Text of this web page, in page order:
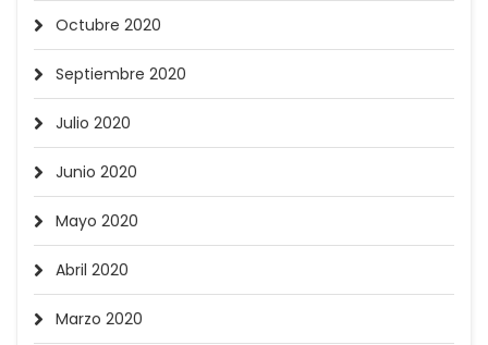
Octubre 2020
Septiembre 2020
Julio 2020
Junio 2020
Mayo 2020
Abril 2020
Marzo 2020